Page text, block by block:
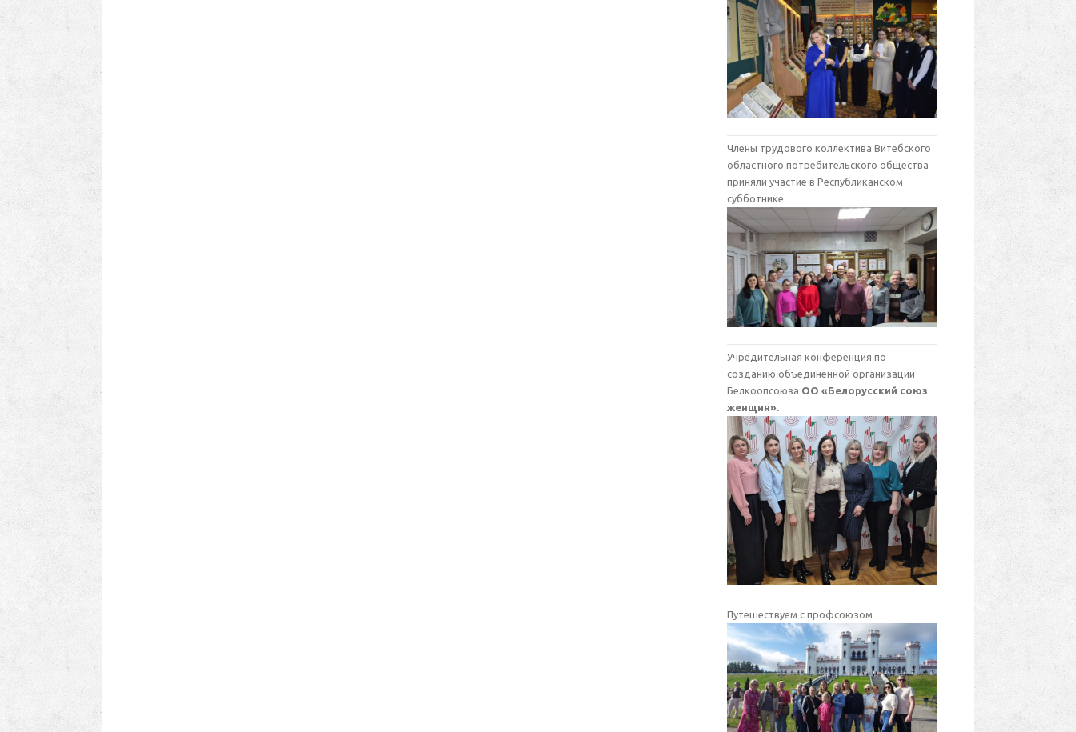
Члены трудового коллектива Витебского
областного потребительского общества
приняли участие в Республиканском
субботнике.
Учредительная конференция по
созданию объединенной организации
Белкоопсоюза ОО «Белорусский союз
женщин».
Путешествуем с профсоюзом